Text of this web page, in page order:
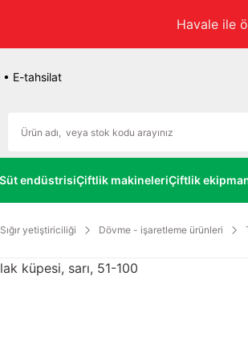
Havale ile
• E-tahsilat
Süt endüstrisiÇiftlik makineleriÇiftlik
Sığır yetiştiriciliği Dövme - işaretleme ürünleri